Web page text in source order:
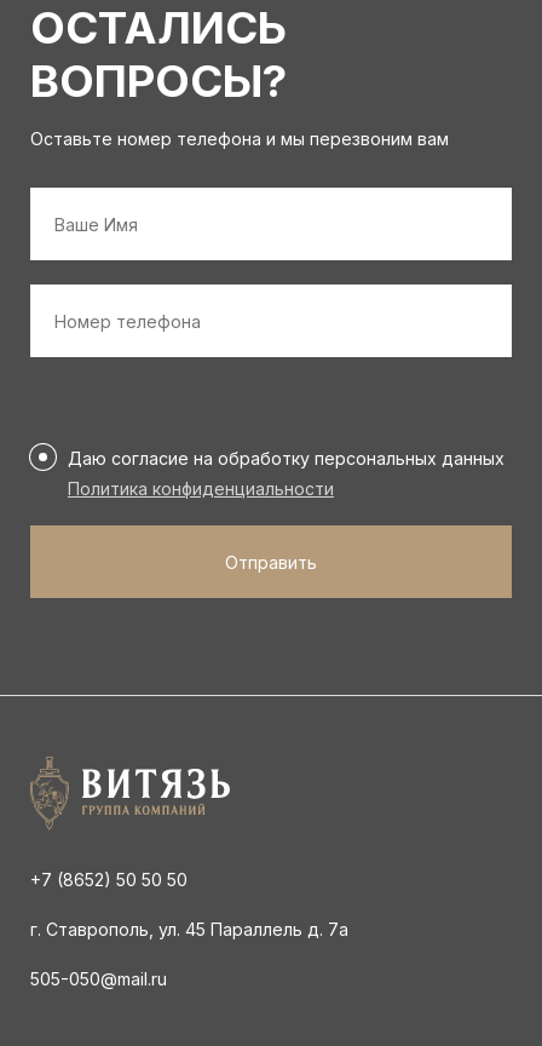
ОСТАЛИСЬ
ВОПРОСЫ?
Оставьте номер телефона и мы перезвоним вам
телефона
*
Даю согласие на обработку персональных данных
Политика конфиденциальности
+7 (8652) 50 50 50
г. Ставрополь, ул. 45 Параллель д. 7а
505-050@mail.ru